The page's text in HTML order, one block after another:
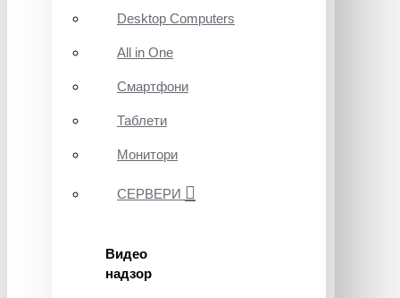
Desktop Computers
All in One
Смартфони
Таблети
Монитори
СЕРВЕРИ
Видео
надзор